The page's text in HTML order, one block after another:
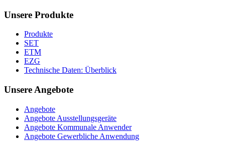
Unsere Produkte
Produkte
SET
ETM
EZG
Technische Daten: Überblick
Unsere Angebote
Angebote
Angebote Ausstellungsgeräte
Angebote Kommunale Anwender
Angebote Gewerbliche Anwendung